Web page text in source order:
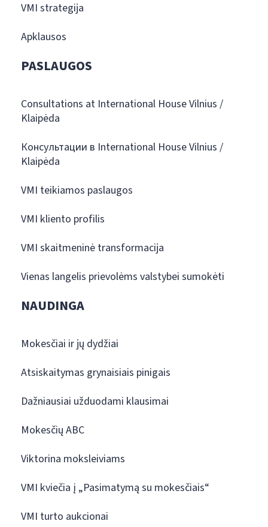
VMI strategija
Apklausos
PASLAUGOS
Consultations at International House Vilnius /
Klaipėda
Консультации в International House Vilnius /
Klaipėda
VMI teikiamos paslaugos
VMI kliento profilis
VMI skaitmeninė transformacija
Vienas langelis prievolėms valstybei sumokėti
NAUDINGA
Mokesčiai ir jų dydžiai
Atsiskaitymas grynaisiais pinigais
Dažniausiai užduodami klausimai
Mokesčių ABC
Viktorina moksleiviams
VMI kviečia į „Pasimatymą su mokesčiais“
VMI turto aukcionai